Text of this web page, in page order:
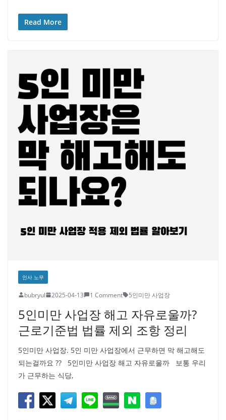
Read More
인사 노무
bubryul 2025-04-13 1 Comment 5인미만 사업장
5인미만 사업장 해고 자유로울까?
근로기준법 법률 제외 조항 정리
5인미만 사업장. 5인 미만 사업장에서 근무하면 막 해고해도
되는걸까요 ?? 5인미만 사업장 해고 자유로울까 보통 우리
가 근무하는 식당,